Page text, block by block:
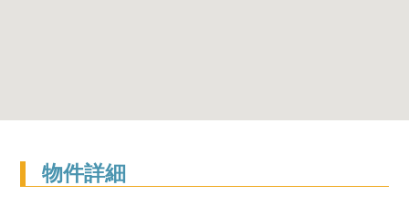
物件詳細